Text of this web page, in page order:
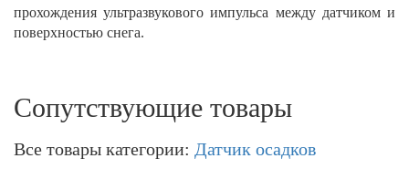
прохождения ультразвукового импульса между датчиком и
поверхностью снега.
Сопутствующие товары
Все товары категории: Датчик осадков